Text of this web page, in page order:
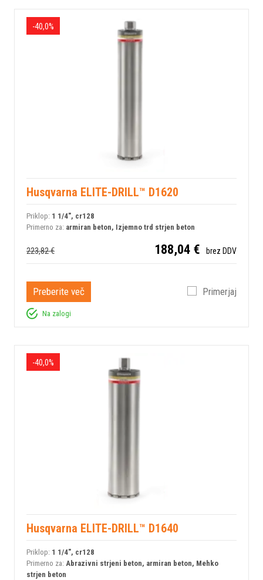
-40,0%
Husqvarna ELITE-DRILL™ D1620
Priklop: 1 1/4", cr128
Primerno za: armiran beton, Izjemno trd strjen beton
223,82 € 188,04 € brez DDV
Preberite več Primerjaj
Na zalogi
-40,0%
Husqvarna ELITE-DRILL™ D1640
Priklop: 1 1/4", cr128
Primerno za: Abrazivni strjeni beton, armiran beton, Mehko
strjen beton